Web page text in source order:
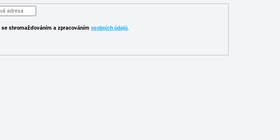
se shromažďováním a zpracováním osobních údajů.